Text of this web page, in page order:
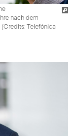
nach dem
(Credits: Telefónica